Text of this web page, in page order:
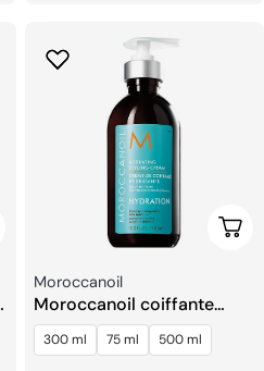
Les Options
Fournisseur:
Moroccanoil
Moroccanoil coiffante
hydratante Crème
300 ml 75 ml 500 ml